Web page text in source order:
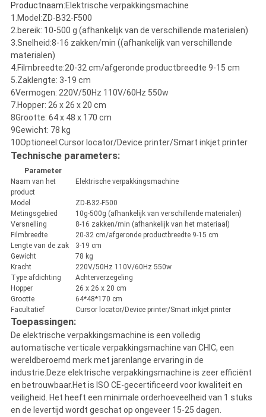
Productnaam:Elektrische verpakkingsmachine
1.Model:ZD-B32-F500
2.bereik: 10-500 g (afhankelijk van de verschillende materialen)
3.Snelheid:8-16 zakken/min ((afhankelijk van verschillende
materialen)
4.Filmbreedte:20-32 cm/afgeronde productbreedte 9-15 cm
5.Zaklengte: 3-19 cm
6Vermogen: 220V/50Hz 110V/60Hz 550w
7.Hopper: 26 x 26 x 20 cm
8Grootte: 64 x 48 x 170 cm
9Gewicht: 78 kg
10Optioneel:Cursor locator/Device printer/Smart inkjet printer
Technische parameters:
Parameter
Naam van het
product
Elektrische verpakkingsmachine
Model
ZD-B32-F500
Metingsgebied
10g-500g (afhankelijk van verschillende materialen)
Versnelling
8-16 zakken/min (afhankelijk van het materiaal)
Filmbreedte
20-32 cm/afgeronde productbreedte 9-15 cm
Lengte van de zak
3-19 cm
Gewicht
78 kg
Kracht
220V/50Hz 110V/60Hz 550w
Type afdichting
Achterverzegeling
Hopper
26 x 26 x 20 cm
Grootte
64*48*170 cm
Facultatief
Cursor locator/Device printer/Smart inkjet printer
Toepassingen:
De elektrische verpakkingsmachine is een volledig
automatische verticale verpakkingsmachine van CHIC, een
wereldberoemd merk met jarenlange ervaring in de
industrie.Deze elektrische verpakkingsmachine is zeer efficiënt
en betrouwbaar.Het is ISO CE-gecertificeerd voor kwaliteit en
veiligheid. Het heeft een minimale orderhoeveelheid van 1 stuks
en de levertijd wordt geschat op ongeveer 15-25 dagen.